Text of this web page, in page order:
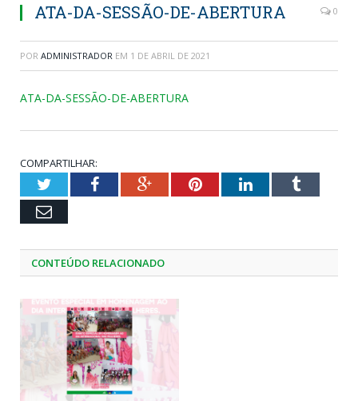
ATA-DA-SESSÃO-DE-ABERTURA 0
POR ADMINISTRADOR EM 1 DE ABRIL DE 2021
ATA-DA-SESSÃO-DE-ABERTURA
COMPARTILHAR:
TwitterFacebookGoogle+PinterestLinkedInTumblr
Email
CONTEÚDO RELACIONADO